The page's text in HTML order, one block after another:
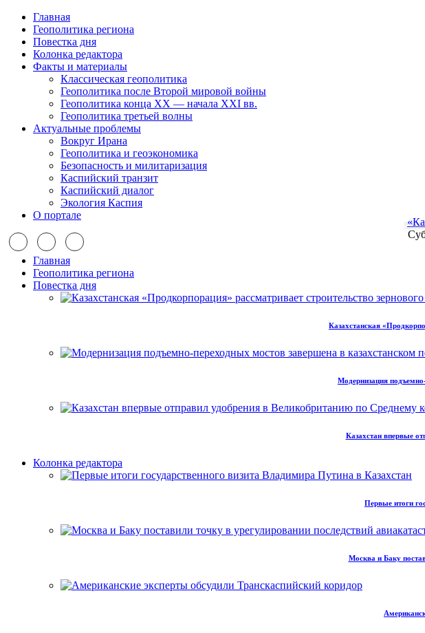
Главная
Геополитика региона
Повестка дня
Колонка редактора
Факты и материалы
Классическая геополитика
Геополитика после Второй мировой войны
Геополитика конца XX — начала XXI вв.
Геополитика третьей волны
Актуальные проблемы
Вокруг Ирана
Геополитика и геоэкономика
Безопасность и милитаризация
Каспийский транзит
Каспийский диалог
Экология Каспия
О портале
Главная
Геополитика региона
Повестка дня
Казахстанская
Модернизация
Казахстан впервые
Колонка редактора
Первые итоги
Москва и Баку